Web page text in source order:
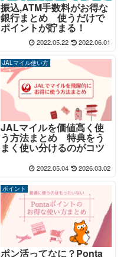
振込,ATM手数料がお得な
銀行まとめ 使うだけで
ポイントが貯まる！
2022.05.22 2022.06.01
JALマイル使い方
JALマイルを価値高く使
う方法まとめ 特典をう
まく使い分けるのがコツ
2022.05.04 2026.03.02
ポイント
ポン活ってなに？Ponta